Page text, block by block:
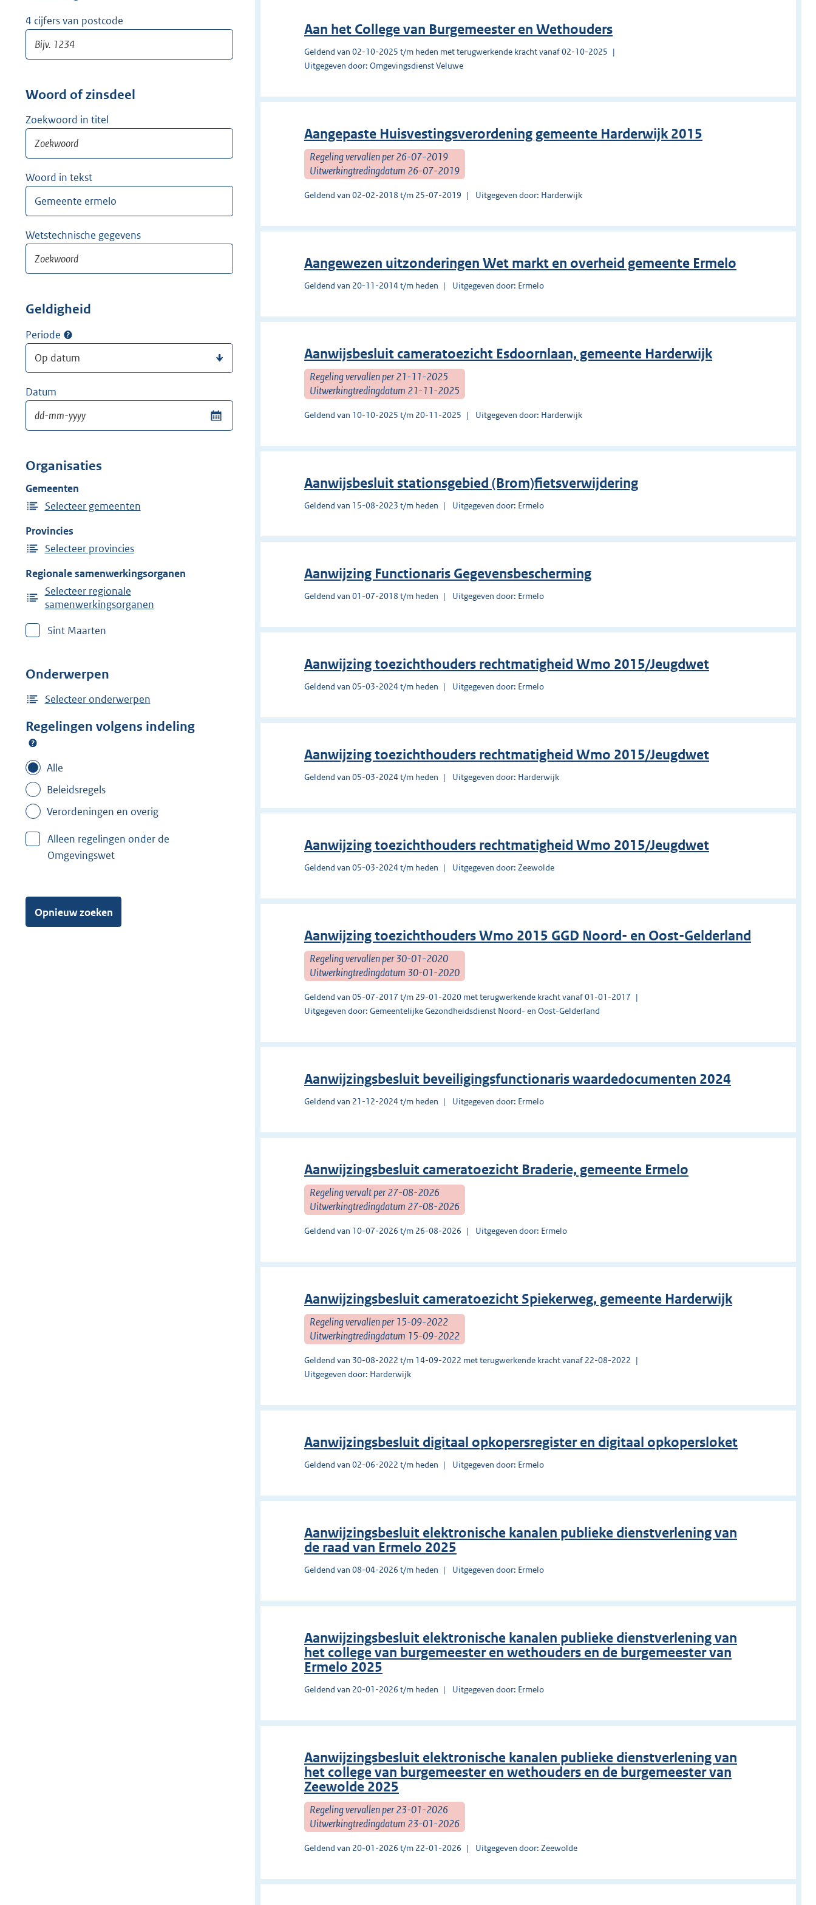
4 cijfers van postcode
Woord of zinsdeel
Zoekwoord in titel
Woord in tekst
Wetstechnische gegevens
Geldigheid
Periode
Datum
Organisaties
Gemeenten
Selecteer gemeenten
Provincies
Selecteer provincies
Regionale samenwerkingsorganen
Selecteer regionale
samenwerkingsorganen
Sint Maarten
Onderwerpen
Selecteer onderwerpen
Regelingen volgens indeling
Alle
Beleidsregels
Verordeningen en overig
Alleen regelingen onder de
Omgevingswet
Opnieuw zoeken
Aan het College van Burgemeester en Wethouders
Geldend van 02-10-2025 t/m heden met terugwerkende kracht vanaf 02-10-2025
Uitgegeven door: Omgevingsdienst Veluwe
Aangepaste Huisvestingsverordening gemeente Harderwijk 2015
Regeling vervallen per 26-07-2019
Uitwerkingtredingdatum 26-07-2019
Geldend van 02-02-2018 t/m 25-07-2019 Uitgegeven door: Harderwijk
Aangewezen uitzonderingen Wet markt en overheid gemeente Ermelo
Geldend van 20-11-2014 t/m heden Uitgegeven door: Ermelo
Aanwijsbesluit cameratoezicht Esdoornlaan, gemeente Harderwijk
Regeling vervallen per 21-11-2025
Uitwerkingtredingdatum 21-11-2025
Geldend van 10-10-2025 t/m 20-11-2025 Uitgegeven door: Harderwijk
Aanwijsbesluit stationsgebied (Brom)fietsverwijdering
Geldend van 15-08-2023 t/m heden Uitgegeven door: Ermelo
Aanwijzing Functionaris Gegevensbescherming
Geldend van 01-07-2018 t/m heden Uitgegeven door: Ermelo
Aanwijzing toezichthouders rechtmatigheid Wmo 2015/Jeugdwet
Geldend van 05-03-2024 t/m heden Uitgegeven door: Ermelo
Aanwijzing toezichthouders rechtmatigheid Wmo 2015/Jeugdwet
Geldend van 05-03-2024 t/m heden Uitgegeven door: Harderwijk
Aanwijzing toezichthouders rechtmatigheid Wmo 2015/Jeugdwet
Geldend van 05-03-2024 t/m heden Uitgegeven door: Zeewolde
Aanwijzing toezichthouders Wmo 2015 GGD Noord- en Oost-Gelderland
Regeling vervallen per 30-01-2020
Uitwerkingtredingdatum 30-01-2020
Geldend van 05-07-2017 t/m 29-01-2020 met terugwerkende kracht vanaf 01-01-2017
Uitgegeven door: Gemeentelijke Gezondheidsdienst Noord- en Oost-Gelderland
Aanwijzingsbesluit beveiligingsfunctionaris waardedocumenten 2024
Geldend van 21-12-2024 t/m heden Uitgegeven door: Ermelo
Aanwijzingsbesluit cameratoezicht Braderie, gemeente Ermelo
Regeling vervalt per 27-08-2026
Uitwerkingtredingdatum 27-08-2026
Geldend van 10-07-2026 t/m 26-08-2026 Uitgegeven door: Ermelo
Aanwijzingsbesluit cameratoezicht Spiekerweg, gemeente Harderwijk
Regeling vervallen per 15-09-2022
Uitwerkingtredingdatum 15-09-2022
Geldend van 30-08-2022 t/m 14-09-2022 met terugwerkende kracht vanaf 22-08-2022
Uitgegeven door: Harderwijk
Aanwijzingsbesluit digitaal opkopersregister en digitaal opkopersloket
Geldend van 02-06-2022 t/m heden Uitgegeven door: Ermelo
Aanwijzingsbesluit elektronische kanalen publieke dienstverlening van
de raad van Ermelo 2025
Geldend van 08-04-2026 t/m heden Uitgegeven door: Ermelo
Aanwijzingsbesluit elektronische kanalen publieke dienstverlening van
het college van burgemeester en wethouders en de burgemeester van
Ermelo 2025
Geldend van 20-01-2026 t/m heden Uitgegeven door: Ermelo
Aanwijzingsbesluit elektronische kanalen publieke dienstverlening van
het college van burgemeester en wethouders en de burgemeester van
Zeewolde 2025
Regeling vervallen per 23-01-2026
Uitwerkingtredingdatum 23-01-2026
Geldend van 20-01-2026 t/m 22-01-2026 Uitgegeven door: Zeewolde